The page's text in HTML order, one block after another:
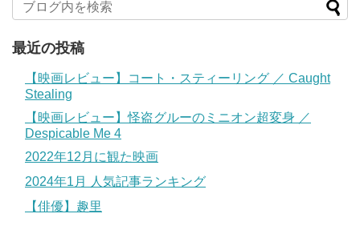
最近の投稿
【映画レビュー】コート・スティーリング ／ Caught
Stealing
【映画レビュー】怪盗グルーのミニオン超変身 ／
Despicable Me 4
2022年12月に観た映画
2024年1月 人気記事ランキング
【俳優】趣里